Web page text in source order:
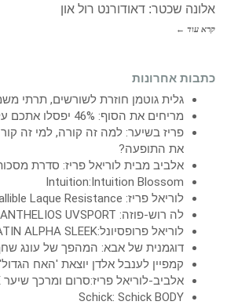
אלונה שכטר: דאודורנט רול און
קרא עוד ←
כתבות אחרונות
גלית גוטמן חוזרת לשורשים, תרתי
מריחים את הסוף: 46% יפסלו אתכם על חולצה מיוזעת
פריז בשיער: למה זה קורה, למי זה
את התופעה?
אלביב מבית לוריאל פריז: סדרת
Intuition:Intuition Blossom
לוריאל פריז: Infallible Laque Resistance
לה רוש-פוזה: ANTHELIOS UVSPORT
לוריאל פרופסיונל:KERATIN ALPHA SLEEK
דוגמנית של אבא: המהפך של עונג
קמפיין לענבל אלדן יוצאת 'האח הגדול'
אלביב-לוריאל פריז:סרום ומרכך שיער ULTIMATE
Schick: Schick BODY